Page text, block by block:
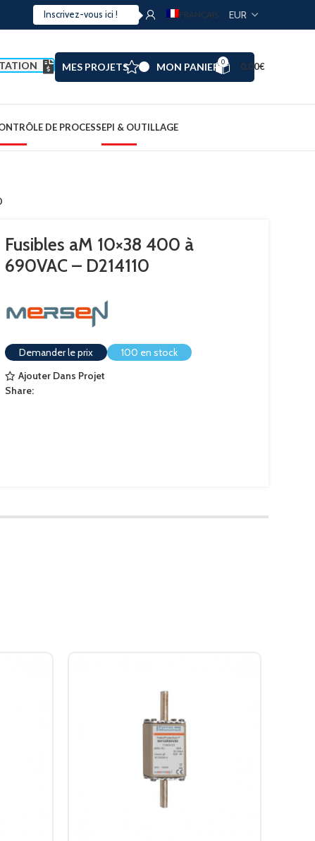
FRANÇAIS
MES PROJETS MON PANIER 0 0.00€
DE PROCESSEPI & OUTILLAGE
Fusibles aM 10×38 400 à
690VAC – D214110
Demander le prix
100 en stock
Ajouter Dans Projet
Share: